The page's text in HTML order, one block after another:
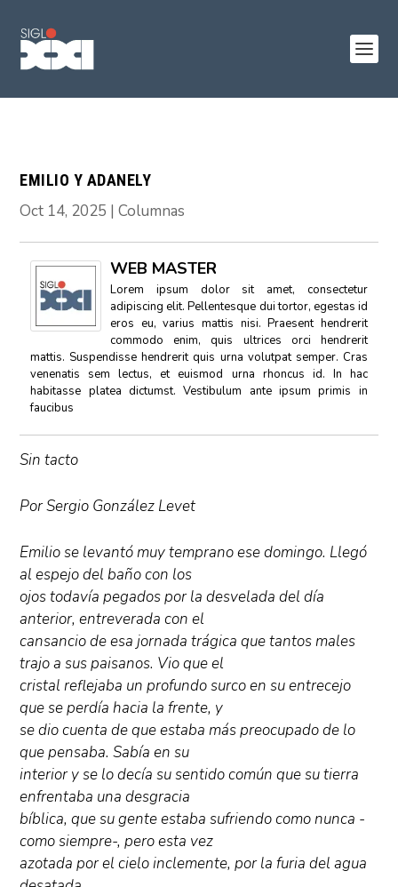
EMILIO Y ADANELY
Oct 14, 2025 |Columnas
WEB MASTER
Lorem ipsum dolor sit amet, consectetur
adipiscing elit. Pellentesque dui tortor, egestas id
eros eu, varius mattis nisi. Praesent hendrerit
commodo enim, quis ultrices orci hendrerit
mattis. Suspendisse hendrerit quis urna volutpat semper. Cras
venenatis sem lectus, et euismod urna rhoncus id. In hac
habitasse platea dictumst. Vestibulum ante ipsum primis in
faucibus
Sin tacto
Por Sergio González Levet
Emilio se levantó muy temprano ese domingo. Llegó
al espejo del baño con los
ojos todavía pegados por la desvelada del día
anterior, entreverada con el
cansancio de esa jornada trágica que tantos males
trajo a sus paisanos. Vio que el
cristal reflejaba un profundo surco en su entrecejo
que se perdía hacia la frente, y
se dio cuenta de que estaba más preocupado de lo
que pensaba. Sabía en su
interior y se lo decía su sentido común que su tierra
enfrentaba una desgracia
bíblica, que su gente estaba sufriendo como nunca -
como siempre-, pero esta vez
azotada por el cielo inclemente, por la furia del agua